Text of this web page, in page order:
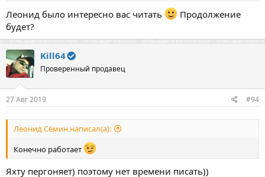
Леонид было интересно вас читать
Продолжение
будет?
Kill64
Проверенный продавец
27 Авг 2019 #94
Леонид Сёмин написал(а):
Конечно работает
Яхту пергоняет) поэтому нет времени писать))